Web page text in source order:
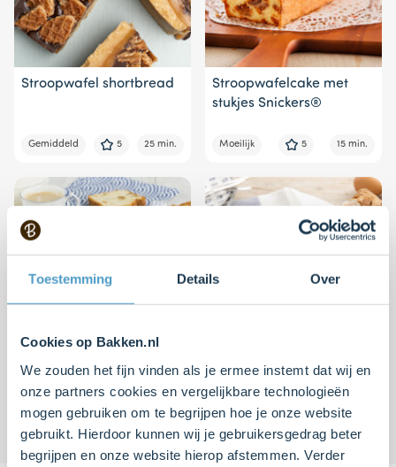
Toestemming Details Over
Cookies op Bakken.nl
We zouden het fijn vinden als je ermee instemt dat wij en
onze partners cookies en vergelijkbare technologieën
mogen gebruiken om te begrijpen hoe je onze website
gebruikt. Hierdoor kunnen wij je gebruikersgedrag beter
begrijpen en onze website hierop afstemmen. Verder
Stroopwafel shortbread
Gemiddeld 5 25 min.
Stroopwafelcake met
stukjes Snickers®
Moeilijk 5 15 min.
Stroopwafelcake met
peer en kandijsuiker
Moeilijk 0 15 min.
Stroopwafel-
bananencake
Makkelijk 5 15 min.